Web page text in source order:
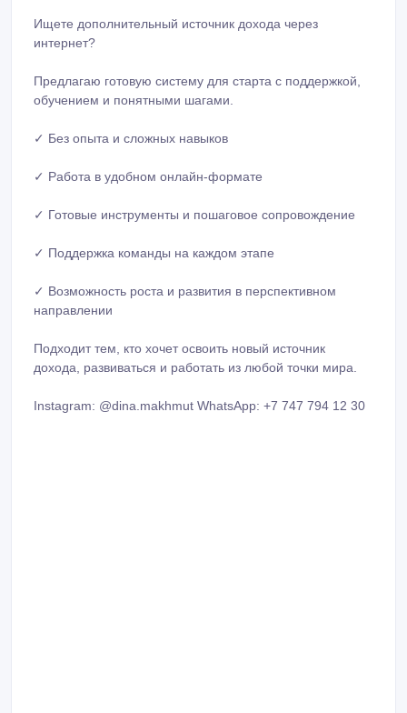
Ищете дополнительный источник дохода через
интернет?
Предлагаю готовую систему для старта с поддержкой,
обучением и понятными шагами.
✓ Без опыта и сложных навыков
✓ Работа в удобном онлайн-формате
✓ Готовые инструменты и пошаговое сопровождение
✓ Поддержка команды на каждом этапе
✓ Возможность роста и развития в перспективном
направлении
Подходит тем, кто хочет освоить новый источник
дохода, развиваться и работать из любой точки мира.
Instagram: @dina.makhmut WhatsApp: +7 747 794 12 30